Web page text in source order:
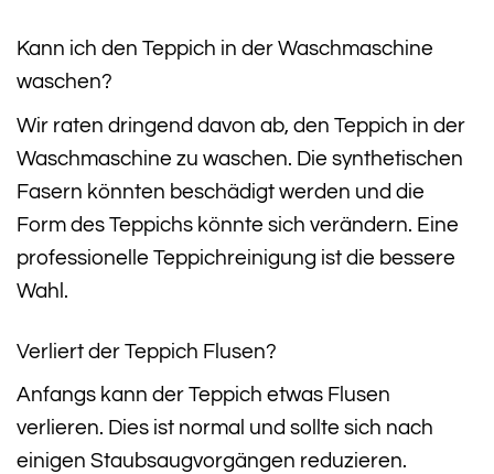
Kann ich den Teppich in der Waschmaschine
waschen?
Wir raten dringend davon ab, den Teppich in der
Waschmaschine zu waschen. Die synthetischen
Fasern könnten beschädigt werden und die
Form des Teppichs könnte sich verändern. Eine
professionelle Teppichreinigung ist die bessere
Wahl.
Verliert der Teppich Flusen?
Anfangs kann der Teppich etwas Flusen
verlieren. Dies ist normal und sollte sich nach
einigen Staubsaugvorgängen reduzieren.